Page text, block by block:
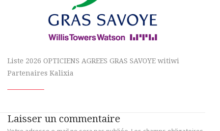
Liste 2026 OPTICIENS AGREES GRAS SAVOYE witiwi
Partenaires Kalixia
Laisser un commentaire